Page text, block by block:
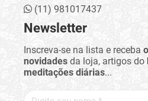
(11) 981017437
Newsletter
Inscreva-se na lista e receba
novidades da loja, artigos do
meditações diárias...